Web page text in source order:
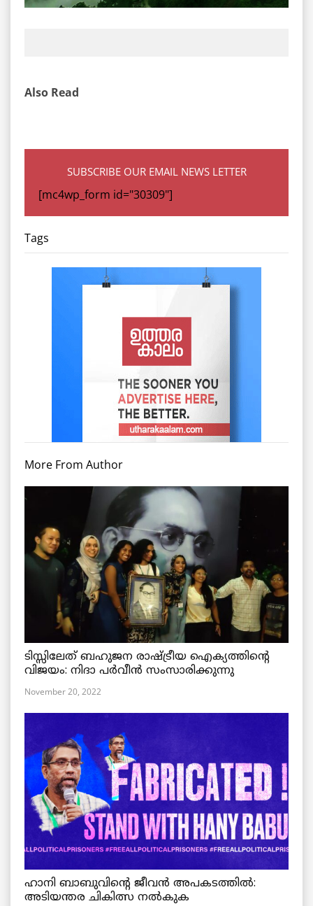
Also Read
SUBSCRIBE OUR EMAIL NEWS LETTER
[mc4wp_form id="30309"]
Tags
More From Author
ടിസ്സിലേത് ബഹുജന രാഷ്ട്രീയ ഐക്യത്തിന്റെ
വിജയം: നിദാ പർവീൻ സംസാരിക്കുന്നു
November 20, 2022
ഹാനി ബാബുവിന്റെ ജീവൻ അപകടത്തിൽ:
അടിയന്തര ചികിത്സ നൽകുക